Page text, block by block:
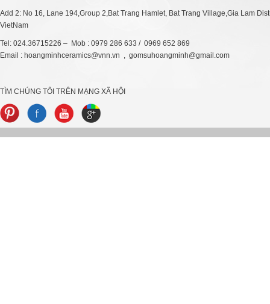
Add 2: No 16, Lane 194,Group 2,Bat Trang Hamlet, Bat Trang Village,Gia Lam
VietNam
Tel: 024.36715226 – Mob : 0979 286 633 / 0969 652 869
Email : hoangminhceramics@vnn.vn , gomsuhoangminh@gmail.com
TÌM CHÚNG TÔI TRÊN MẠNG XÃ HỘI